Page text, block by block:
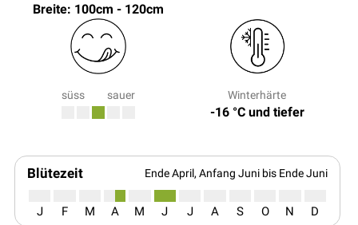
Breite: 100cm - 120cm
süss sauer Winterhärte
-16 °C und tiefer
Blütezeit Ende April, Anfang Juni bis Ende Juni
J F M A M J J A S O N D